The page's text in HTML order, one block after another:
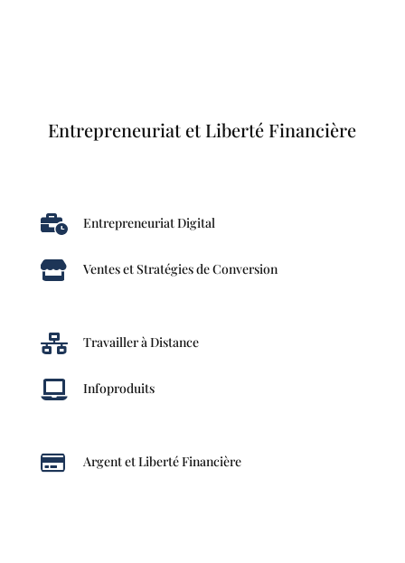
Entrepreneuriat et Liberté Financière
 Entrepreneuriat Digital
 Ventes et Stratégies de Conversion
 Travailler à Distance
 Infoproduits
 Argent et Liberté Financière